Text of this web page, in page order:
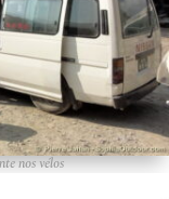
nos vélos